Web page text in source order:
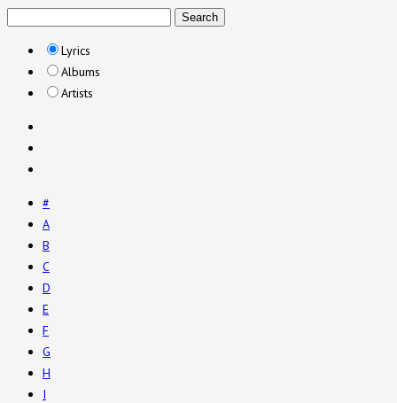
Lyrics
Albums
Artists
#
A
B
C
D
E
F
G
H
I